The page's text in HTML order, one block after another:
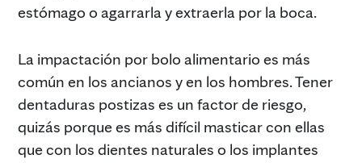
estómago o agarrarla y extraerla por la boca.
La impactación por bolo alimentario es más
común en los ancianos y en los hombres. Tener
dentaduras postizas es un factor de riesgo,
quizás porque es más difícil masticar con ellas
que con los dientes naturales o los implantes